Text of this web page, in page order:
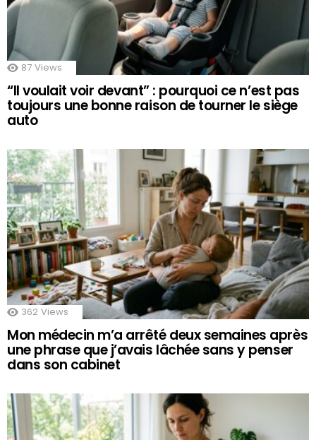
87 Views
“Il voulait voir devant” : pourquoi ce n’est pas
toujours une bonne raison de tourner le siège
auto
362 Views
Mon médecin m’a arrêté deux semaines après
une phrase que j’avais lâchée sans y penser
dans son cabinet